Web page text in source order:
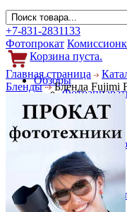
+7-831-2831133
Фотопрокат
Корзина пуста.
Обзоры
Объективы
Фильтры
Новости
Фото и видео
Гаджеты
Аксессуары
Слухи
Новости
Услуги
Главная страница
Бленды
Бленда Fujimi